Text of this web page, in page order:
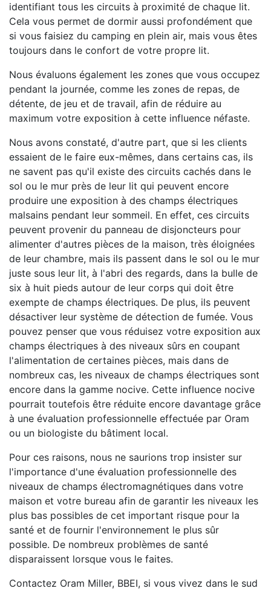
identifiant tous les circuits à proximité de chaque lit.
Cela vous permet de dormir aussi profondément que
si vous faisiez du camping en plein air, mais vous êtes
toujours dans le confort de votre propre lit.
Nous évaluons également les zones que vous occupez
pendant la journée, comme les zones de repas, de
détente, de jeu et de travail, afin de réduire au
maximum votre exposition à cette influence néfaste.
Nous avons constaté, d'autre part, que si les clients
essaient de le faire eux-mêmes, dans certains cas, ils
ne savent pas qu'il existe des circuits cachés dans le
sol ou le mur près de leur lit qui peuvent encore
produire une exposition à des champs électriques
malsains pendant leur sommeil. En effet, ces circuits
peuvent provenir du panneau de disjoncteurs pour
alimenter d'autres pièces de la maison, très éloignées
de leur chambre, mais ils passent dans le sol ou le mur
juste sous leur lit, à l'abri des regards, dans la bulle de
six à huit pieds autour de leur corps qui doit être
exempte de champs électriques. De plus, ils peuvent
désactiver leur système de détection de fumée. Vous
pouvez penser que vous réduisez votre exposition aux
champs électriques à des niveaux sûrs en coupant
l'alimentation de certaines pièces, mais dans de
nombreux cas, les niveaux de champs électriques sont
encore dans la gamme nocive. Cette influence nocive
pourrait toutefois être réduite encore davantage grâce
à une évaluation professionnelle effectuée par Oram
ou un biologiste du bâtiment local.
Pour ces raisons, nous ne saurions trop insister sur
l'importance d'une évaluation professionnelle des
niveaux de champs électromagnétiques dans votre
maison et votre bureau afin de garantir les niveaux les
plus bas possibles de cet important risque pour la
santé et de fournir l'environnement le plus sûr
possible. De nombreux problèmes de santé
disparaissent lorsque vous le faites.
Contactez Oram Miller, BBEI, si vous vivez dans le sud